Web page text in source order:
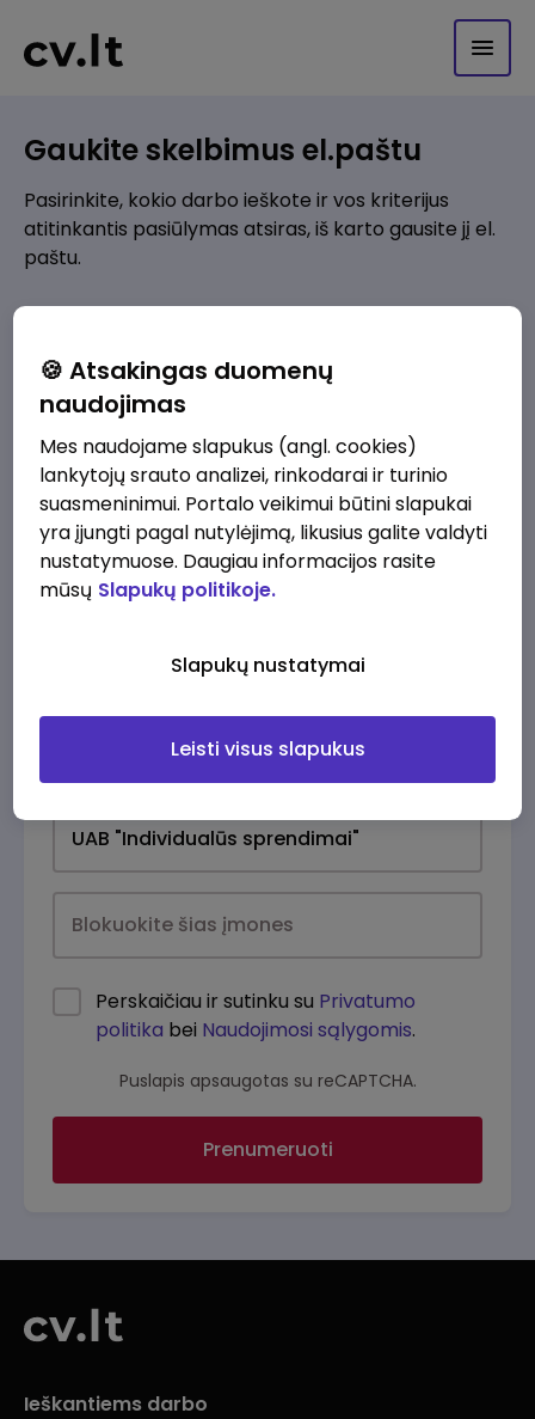
Gaukite skelbimus el.paštu
Pasirinkite, kokio darbo ieškote ir vos kriterijus
atitinkantis pasiūlymas atsiras, iš karto gausite jį el.
paštu.
Pridėti naują
Kokios srities darbo pasiūlymai jus domina?
Pridėti naują
Perskaičiau ir sutinku su Privatumo
politika bei Naudojimosi sąlygomis.
Puslapis apsaugotas su reCAPTCHA.
Prenumeruoti
Ieškantiems darbo
🍪 Atsakingas duomenų
naudojimas
Mes naudojame slapukus (angl. cookies)
lankytojų srauto analizei, rinkodarai ir turinio
suasmeninimui. Portalo veikimui būtini slapukai
yra įjungti pagal nutylėjimą, likusius galite valdyti
nustatymuose. Daugiau informacijos rasite
mūsų Slapukų politikoje.
Slapukų nustatymai
Leisti visus slapukus